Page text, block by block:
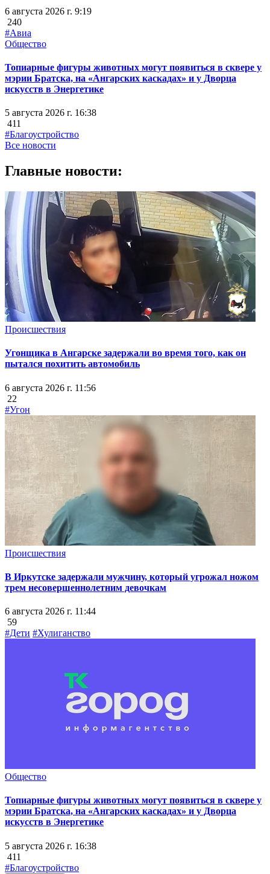
6 августа 2026 г. 9:19
240
#Авиа
Общество
Топиарные фигуры животных могут появиться в сквере у
мэрии Братска, на «Ангарских каскадах» и у Дворца
искусств в Энергетике
5 августа 2026 г. 16:38
411
#Благоустройство
Все новости
Главные новости:
Происшествия
Угонщика в Ангарске задержали во время того, как он
пытался похитить автомобиль
6 августа 2026 г. 11:56
22
#Угон
Происшествия
В Иркутске задержали мужчину, который угрожал ножом
трем несовершеннолетним девочкам
6 августа 2026 г. 11:44
59
#Дети #Хулиганство
Общество
Топиарные фигуры животных могут появиться в сквере у
мэрии Братска, на «Ангарских каскадах» и у Дворца
искусств в Энергетике
5 августа 2026 г. 16:38
411
#Благоустройство